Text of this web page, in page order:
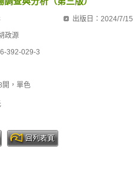
出版日：2024/7/15
政源
392-029-3
開，單色